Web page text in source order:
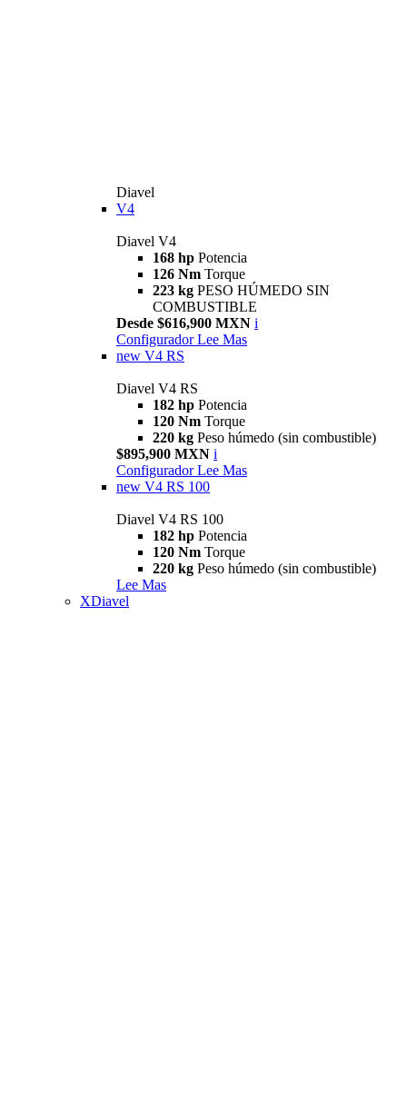
Diavel
V4
Diavel V4
168 hp Potencia
126 Nm Torque
223 kg PESO HÚMEDO SIN
COMBUSTIBLE
Desde $616,900 MXN i
Configurador Lee Mas
new V4 RS
Diavel V4 RS
182 hp Potencia
120 Nm Torque
220 kg Peso húmedo (sin combustible)
$895,900 MXN i
Configurador Lee Mas
new V4 RS 100
Diavel V4 RS 100
182 hp Potencia
120 Nm Torque
220 kg Peso húmedo (sin combustible)
Lee Mas
XDiavel